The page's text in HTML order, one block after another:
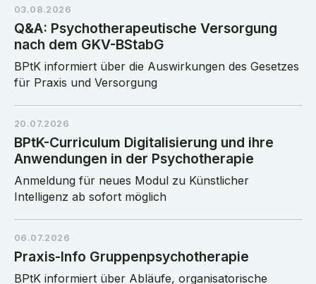
03.08.2026
Q&A: Psychotherapeutische Versorgung
nach dem GKV-BStabG
BPtK informiert über die Auswirkungen des Gesetzes
für Praxis und Versorgung
20.07.2026
BPtK-Curriculum Digitalisierung und ihre
Anwendungen in der Psychotherapie
Anmeldung für neues Modul zu Künstlicher
Intelligenz ab sofort möglich
06.07.2026
Praxis-Info Gruppenpsychotherapie
BPtK informiert über Abläufe, organisatorische